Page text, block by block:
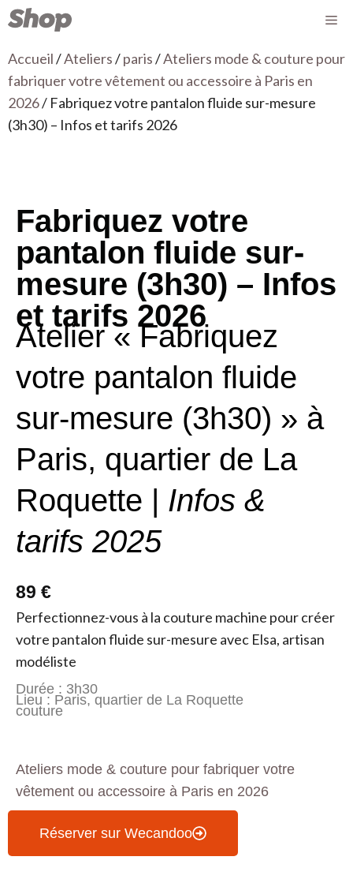
Accueil/Ateliers/paris/Ateliers mode & couture pour
fabriquer votre vêtement ou accessoire à Paris en
2026/ Fabriquez votre pantalon fluide sur-mesure
(3h30) – Infos et tarifs 2026
Fabriquez votre
pantalon fluide sur-
mesure (3h30) – Infos
et tarifs 2026
Atelier « Fabriquez
votre pantalon fluide
sur-mesure (3h30) » à
Paris, quartier de La
Roquette | Infos &
tarifs 2025
89 €
Perfectionnez-vous à la couture machine pour créer
votre pantalon fluide sur-mesure avec Elsa, artisan
modéliste
Durée : 3h30
Lieu : Paris, quartier de La Roquette
couture
Ateliers mode & couture pour fabriquer votre
vêtement ou accessoire à Paris en 2026
Réserver sur Wecandoo